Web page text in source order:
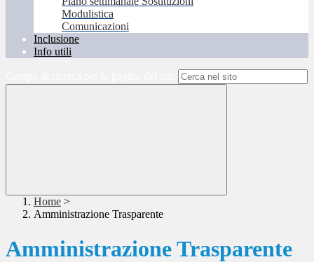
Modulistica
Comunicazioni
Inclusione
Info utili
Home >
Amministrazione Trasparente
Amministrazione Trasparente